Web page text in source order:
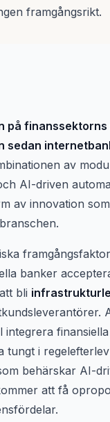
framgångsrikt.
på
sedan
av
AI-driven
av innovation
banker
bli
integrera
tungt i
behärskar AI-
att få